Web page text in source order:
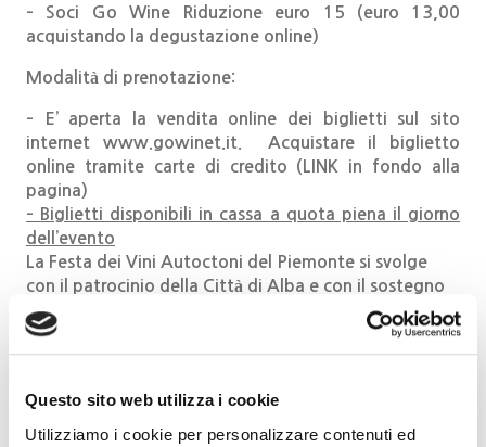
Questo sito web utilizza i cookie
Utilizziamo i cookie per personalizzare contenuti ed
– Soci Go Wine Riduzione euro 15 (euro 13,00
acquistando la degustazione online)
Modalità di prenotazione:
– E’ aperta la vendita online dei biglietti sul sito
internet www.gowinet.it. Acquistare il biglietto
online tramite carte di credito (LINK in fondo alla
pagina)
– Biglietti disponibili in cassa a quota piena il giorno
dell’evento
La Festa dei Vini Autoctoni del Piemonte si svolge
con il patrocinio della Città di Alba e con il sostegno
della Fondazione Cassa di Risparmio di Cuneo.
stampa.eventi@gowinet.it
0173 364631